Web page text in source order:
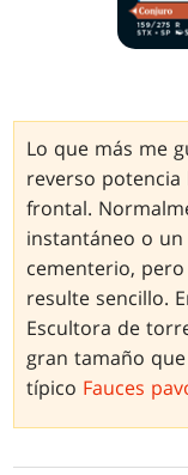
Lo que más me
reverso
frontal.
instantáneo o
cementerio,
resulte sencillo.
Escultora de
gran tamaño
típico Fauces